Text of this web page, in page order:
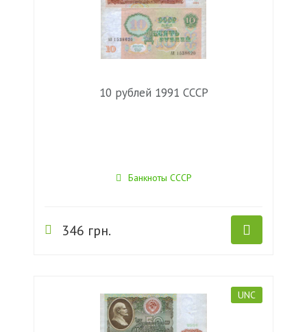
10 рублей 1991 СССР
Банкноты СССР
346 грн.
UNC